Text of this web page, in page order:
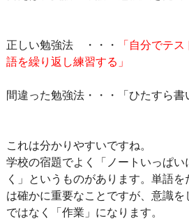
正しい勉強法 ・・・
「自分でテ
語を繰り返し練習する」
間違った勉強法・・・「ひたすら書
これは分かりやすいですね。
学校の宿題でよく「ノートいっぱ
く」というものがあります。単語
は確かに重要なことですが、意識を
ではなく「作業」になります。